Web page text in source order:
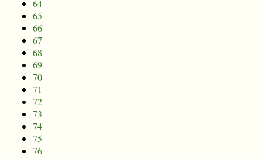
64
65
66
67
68
69
70
71
72
73
74
75
76